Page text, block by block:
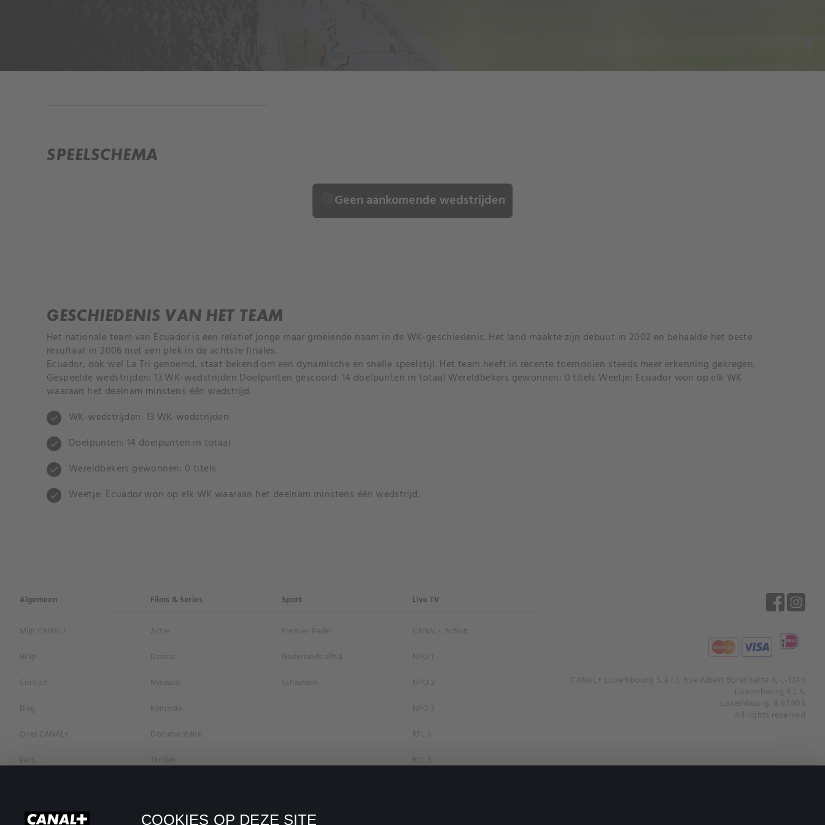
COOKIES OP DEZE SITE
SPEELSCHEMA
Geen aankomende wedstrijden
GESCHIEDENIS VAN HET TEAM
Het nationale team van Ecuador is een relatief jonge maar groeiende naam in de WK-geschiedenis. Het land maakte zijn debuut in 2002 en behaalde het beste
resultaat in 2006 met een plek in de achtste finales.
Ecuador, ook wel La Tri genoemd, staat bekend om een dynamische en snelle speelstijl. Het team heeft in recente toernooien steeds meer erkenning gekregen.
Gespeelde wedstrijden: 13 WK-wedstrijden Doelpunten gescoord: 14 doelpunten in totaal Wereldbekers gewonnen: 0 titels Weetje: Ecuador won op elk WK
waaraan het deelnam minstens één wedstrijd.
check WK-wedstrijden: 13 WK-wedstrijden
check Doelpunten: 14 doelpunten in totaal
check Wereldbekers gewonnen: 0 titels
check Weetje: Ecuador won op elk WK waaraan het deelnam minstens één wedstrijd.
Algemeen
Mijn CANAL+
Help
Contact
Blog
Over CANAL+
Pers
Privacybeleid
Films & Series
Actie
Drama
Misdaad
Komedie
Documentaire
Thriller
Romantiek
Sport
Premier Padel
Nederlands elftal
Schaatsen
Live TV
CANAL+ Action
NPO 1
NPO 2
NPO 3
RTL 4
RTL 5
CANAL+ Luxembourg S. à r.l., Rue Albert Borschette 4, L-1246
Luxembourg R.C.S.
Luxembourg: B 87.905
All rights reserved